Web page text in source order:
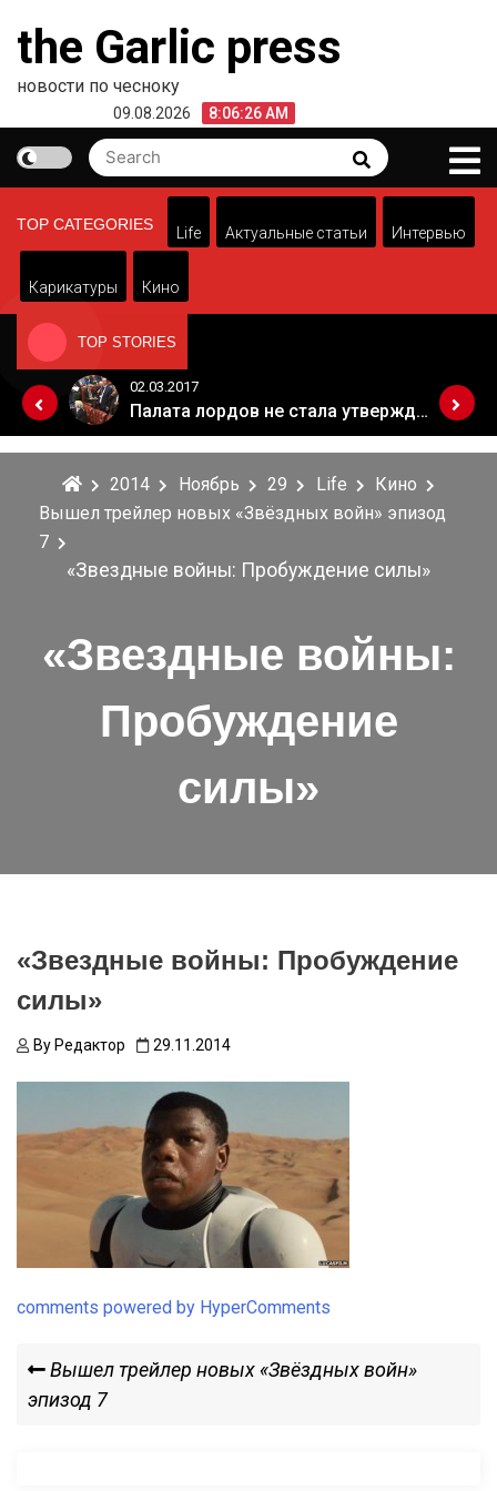
content
the Garlic press
новости по чесноку
09.08.2026 8:06:26 AM
Search
for:
Search
TOP CATEGORIES
Life Актуальные статьи Интервью
Карикатуры Кино
TOP STORIES
Когда Россия разрешит полеты в Грузию. Позиция Кремля
02.03.2017
Палата лордов не стала утверждать законопроект о "брексите"
2014 Ноябрь 29 Life
Кино
Вышел трейлер новых «Звёздных войн» эпизод
7
«Звездные войны: Пробуждение силы»
«Звездные войны:
Пробуждение
силы»
«Звездные войны: Пробуждение
силы»
By Редактор 29.11.2014
comments powered by HyperComments
Навигация
Previous
Post
Вышел трейлер новых «Звёздных войн»
эпизод 7